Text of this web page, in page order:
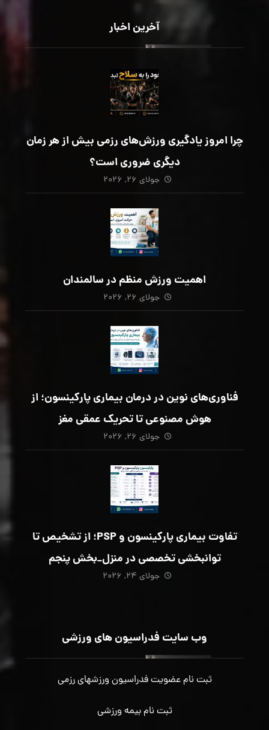
آخرین اخبار
چرا امروز یادگیری ورزش‌های رزمی بیش از هر زمان
دیگری ضروری است؟
جولای ۲۶, ۲۰۲۶
اهمیت ورزش منظم در سالمندان
جولای ۲۶, ۲۰۲۶
فناوری‌های نوین در درمان بیماری پارکینسون؛ از
هوش مصنوعی تا تحریک عمقی مغز
جولای ۲۶, ۲۰۲۶
تفاوت بیماری پارکینسون و PSP؛ از تشخیص تا
توانبخشی تخصصی در منزل_بخش پنجم
جولای ۲۴, ۲۰۲۶
وب سایت فدراسیون های ورزشی
ثبت نام عضویت فدراسیون ورزشهای رزمی
ثبت نام بیمه ورزشی